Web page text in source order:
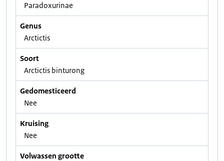
Paradoxurinae
Genus
Arctictis
Soort
Arctictis binturong
Gedomesticeerd
Nee
Kruising
Nee
Volwassen grootte